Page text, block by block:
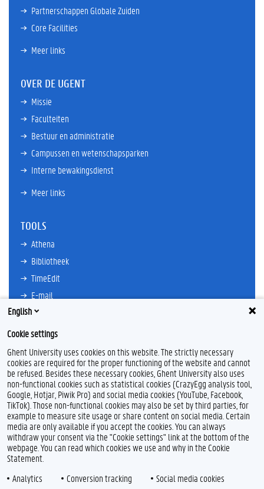
Partnerschappen Globale Zuiden
Core Facilities
Meer links
OVER DE UGENT
Missie
Faculteiten
Bestuur en administratie
Campussen en wetenschapsparken
Interne bewakingsdienst
Meer links
TOOLS
Athena
Bibliotheek
TimeEdit
E-mail
Ufora
Oasis
Research Explorer
F
a
c
e
b
o
o
k
L
i
n
k
e
d
I
Y
o
u
T
u
b
e
I
n
s
t
a
g
r
Feedback
Privacy
Disclaimer
Toegankelijkheid
English
Cookie settings
Ghent University uses cookies on this website. The strictly necessary
cookies are required for the proper functioning of the website and cannot
be refused. Besides these necessary cookies, Ghent University also uses
non-functional cookies such as statistical cookies (CrazyEgg analysis tool,
Google, Hotjar, Piwik Pro) and social media cookies (YouTube, Facebook,
TikTok). Those non-functional cookies may also be set by third parties, for
example to measure site usage or share content on social media. Certain
media are only available if you accept the cookies. You can always
withdraw your consent via the "Cookie settings" link at the bottom of the
webpage. You can read which cookies we use and why in the Cookie
Statement.
Analytics
Conversion tracking Social media cookies